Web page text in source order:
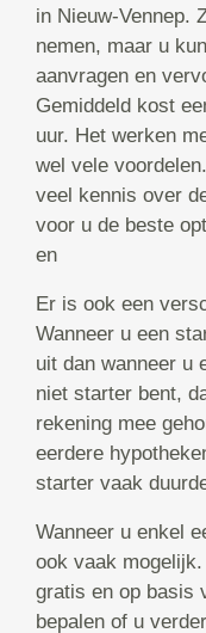
in Nieuw-Vennep.
nemen, maar u
aanvragen en
Gemiddeld kost
uur. Het werken
wel vele
veel kennis over
voor u de beste
en
Er is ook een
Wanneer u een
uit dan wanneer u
niet starter bent,
rekening mee
eerdere
starter vaak
Wanneer u enkel
ook vaak
gratis en op basis
bepalen of u